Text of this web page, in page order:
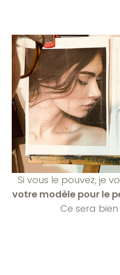
Si vous le pouvez, je
votre modèle pour le
Ce sera